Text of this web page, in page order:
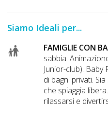
Accedi
Registrati
Siamo Ideali per...
FAMIGLIE CON
sabbia.
Junior-club). Baby
di bagni privati.
che spiaggia
rilassarsi e